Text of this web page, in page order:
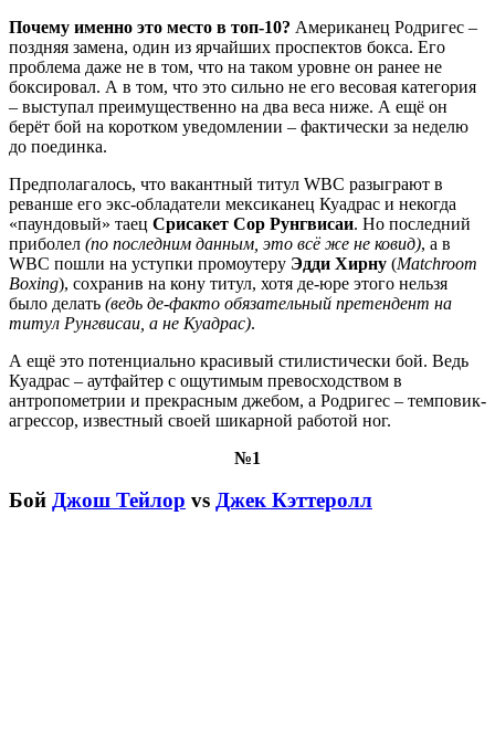
Почему именно это место в топ-10? Американец Родригес –
поздняя замена, один из ярчайших проспектов бокса. Его
проблема даже не в том, что на таком уровне он ранее не
боксировал. А в том, что это сильно не его весовая категория
– выступал преимущественно на два веса ниже. А ещё он
берёт бой на коротком уведомлении – фактически за неделю
до поединка.
Предполагалось, что вакантный титул WBC разыграют в
реванше его экс-обладатели мексиканец Куадрас и некогда
«паундовый» таец Срисакет Сор Рунгвисаи. Но последний
приболел (по последним данным, это всё же не ковид), а в
WBC пошли на уступки промоутеру Эдди Хирну (Matchroom
Boxing), сохранив на кону титул, хотя де-юре этого нельзя
было делать (ведь де-факто обязательный претендент на
титул Рунгвисаи, а не Куадрас).
А ещё это потенциально красивый стилистически бой. Ведь
Куадрас – аутфайтер с ощутимым превосходством в
антропометрии и прекрасным джебом, а Родригес – темповик-
агрессор, известный своей шикарной работой ног.
№1
Бой Джош Тейлор vs Джек Кэттеролл